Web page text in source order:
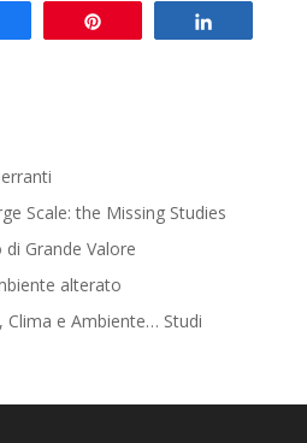
Scale: the Missing Studies
Grande Valore
alterato
Clima e Ambiente… Studi